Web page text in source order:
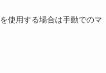
使用する場合は手動でのマ